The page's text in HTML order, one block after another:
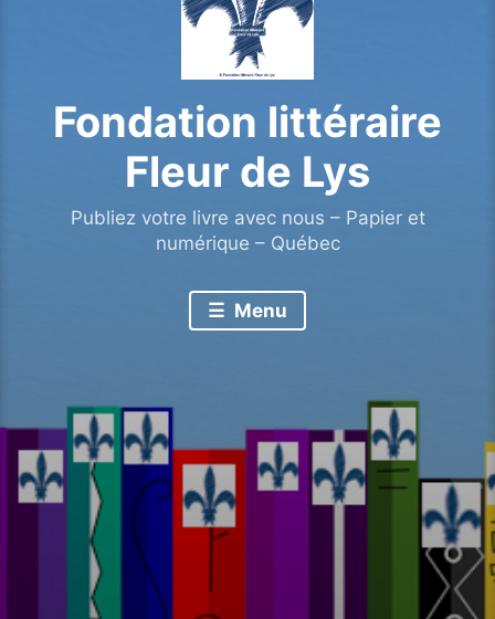
Fondation littéraire
Fleur de Lys
Publiez votre livre avec nous – Papier et
numérique – Québec
Menu